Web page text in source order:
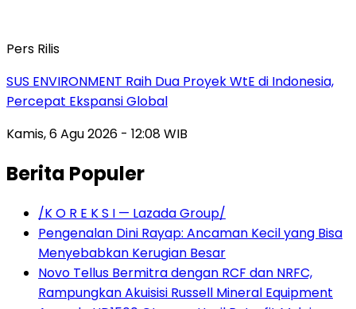
Pers Rilis
SUS ENVIRONMENT Raih Dua Proyek WtE di Indonesia,
Percepat Ekspansi Global
Kamis, 6 Agu 2026 - 12:08 WIB
Berita Populer
/K O R E K S I — Lazada Group/
Pengenalan Dini Rayap: Ancaman Kecil yang Bisa
Menyebabkan Kerugian Besar
Novo Tellus Bermitra dengan RCF dan NRFC,
Rampungkan Akuisisi Russell Mineral Equipment